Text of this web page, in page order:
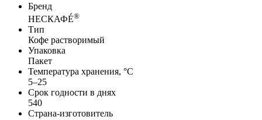
Бренд
НЕСКАФÉ®
Тип
Кофе растворимый
Упаковка
Пакет
Температура хранения, °C
5–25
Срок годности в днях
540
Страна-изготовитель